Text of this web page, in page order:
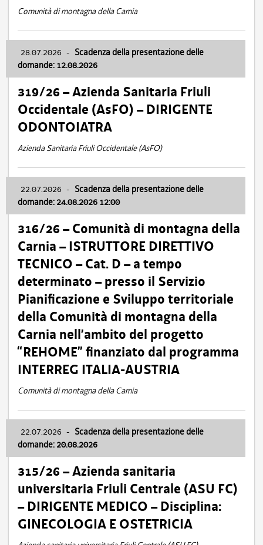
Comunità di montagna della Carnia
28.07.2026 - Scadenza della presentazione delle
domande: 12.08.2026
319/26 – Azienda Sanitaria Friuli
Occidentale (AsFO) – DIRIGENTE
ODONTOIATRA
Azienda Sanitaria Friuli Occidentale (AsFO)
22.07.2026 - Scadenza della presentazione delle
domande: 24.08.2026 12:00
316/26 – Comunità di montagna della
Carnia – ISTRUTTORE DIRETTIVO
TECNICO – Cat. D – a tempo
determinato – presso il Servizio
Pianificazione e Sviluppo territoriale
della Comunità di montagna della
Carnia nell’ambito del progetto
“REHOME” finanziato dal programma
INTERREG ITALIA-AUSTRIA
Comunità di montagna della Carnia
22.07.2026 - Scadenza della presentazione delle
domande: 20.08.2026
315/26 – Azienda sanitaria
universitaria Friuli Centrale (ASU FC)
– DIRIGENTE MEDICO – Disciplina:
GINECOLOGIA E OSTETRICIA